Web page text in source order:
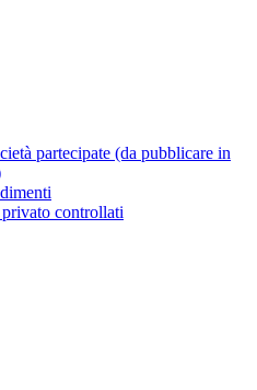
partecipate (da pubblicare in
controllati